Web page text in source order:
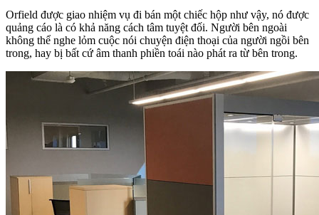
Orfield được giao nhiệm vụ đi bán một chiếc hộp như vậy, nó được
quảng cáo là có khả năng cách tâm tuyệt đối. Người bên ngoài
không thể nghe lỏm cuộc nói chuyện điện thoại của người ngồi bên
trong, hay bị bất cứ âm thanh phiền toái nào phát ra từ bên trong.